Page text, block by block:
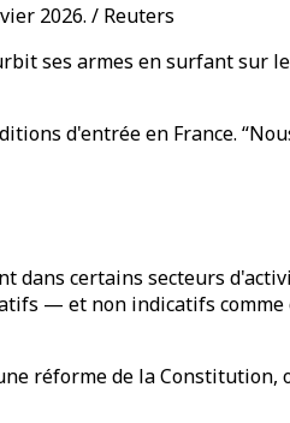
2026. / Reuters
ses armes en surfant sur
d'entrée en France.
dans certains secteurs
— et non indicatifs comme
réforme de la Constitution,